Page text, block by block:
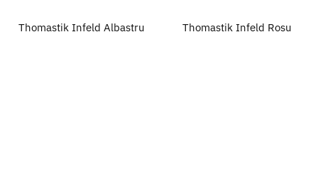
Thomastik Infeld Albastru Thomastik Infeld Rosu